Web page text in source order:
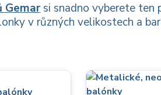
Gemarsi snadno vyberete ten
v různých velikostech a